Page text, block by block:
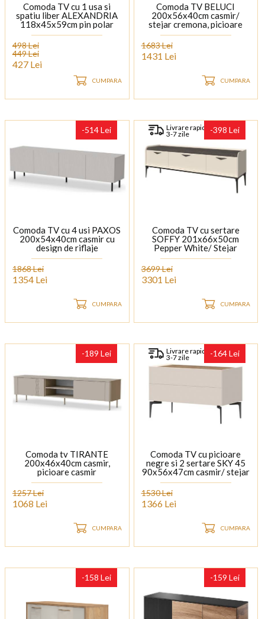
Comoda TV cu 1 usa si
spatiu liber ALEXANDRIA
118x45x59cm pin polar
498 Lei
449 Lei
427 Lei
CUMPARA
Comoda TV BELUCI
200x56x40cm casmir/
stejar cremona, picioare
metal casmir
1683 Lei
1431 Lei
CUMPARA
-514 Lei
Comoda TV cu 4 usi PAXOS
200x54x40cm casmir cu
design de riflaje
1868 Lei
1354 Lei
CUMPARA
Livrare rapida
3-7 zile -398 Lei
Comoda TV cu sertare
SOFFY 201x66x50cm
Pepper White/ Stejar
Melinga
3699 Lei
3301 Lei
CUMPARA
-189 Lei
Comoda tv TIRANTE
200x46x40cm casmir,
picioare casmir
1257 Lei
1068 Lei
CUMPARA
Livrare rapida
3-7 zile -164 Lei
Comoda TV cu picioare
negre si 2 sertare SKY 45
90x56x47cm casmir/ stejar
tabac
1530 Lei
1366 Lei
CUMPARA
-158 Lei -159 Lei